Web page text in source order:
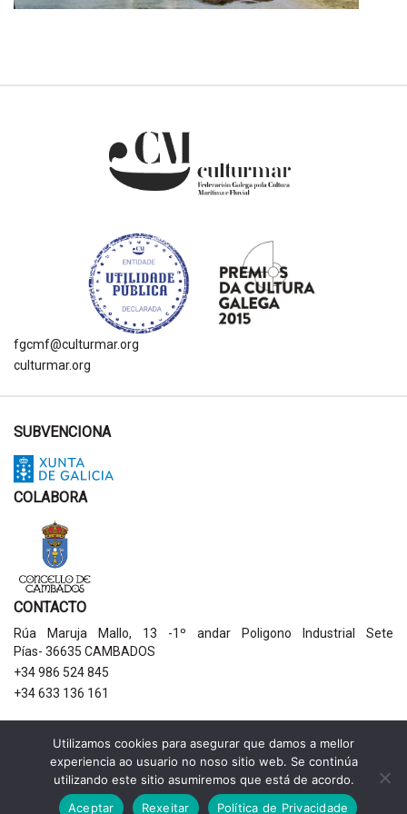
fgcmf@culturmar.org
culturmar.org
SUBVENCIONA
COLABORA
CONTACTO
Rúa Maruja Mallo, 13 -1º andar Poligono Industrial Sete
Pías- 36635 CAMBADOS
+34 986 524 845
+34 633 136 161
AVISOS LEGAIS
Política de privacidade
Aviso legal
Política de cookies
Utilizamos cookies para asegurar que damos a mellor
experiencia ao usuario no noso sitio web. Se continúa
utilizando este sitio asumiremos que está de acordo.
Aceptar
Rexeitar Política de Privacidade